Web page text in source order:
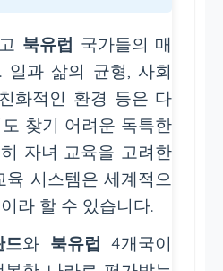
북유럽 국가들의 매
일과 삶의 균형, 사회
화적인 환경 등은 다
찾기 어려운 독특한
자녀 교육을 고려한
육 시스템은 세계적으
라 할 수 있습니다.
드와 북유럽 4개국이